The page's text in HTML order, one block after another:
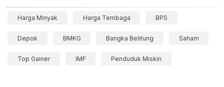
Harga Minyak Harga Tembaga BPS
Depok BMKG Bangka Belitung Saham
Top Gainer IMF Penduduk Miskin